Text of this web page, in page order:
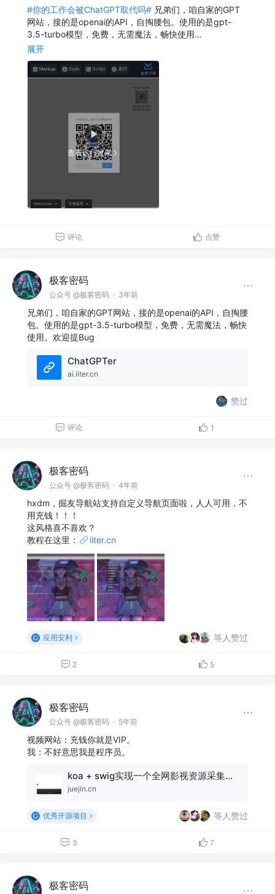
#你的工作会被ChatGPT取代吗# 兄弟们，咱自家的GPT
网站，接的是openai的API，自掏腰包。使用的是gpt-
3.5-turbo模型，免费，无需魔法，畅快使用…
展开
查看运行效果
评论 点赞
极客密码
公众号 @极客密码 · 3年前
兄弟们，咱自家的GPT网站，接的是openai的API，自掏腰
包。使用的是gpt-3.5-turbo模型，免费，无需魔法，畅快
使用。欢迎提Bug
ChatGPTer
ai.iiter.cn
赞过
评论 1
极客密码
公众号 @极客密码 · 4年前
hxdm，掘友导航站支持自定义导航页面啦，人人可用，不
用充钱！！！
这风格喜不喜欢？
教程在这里：
iiter.cn
应用安利 等人赞过
2 5
极客密码
公众号 @极客密码 · 5年前
视频网站：充钱你就是VIP。
我：不好意思我是程序员。
koa + swig实现一个全网影视资源采集播放站
juejin.cn
优秀开源项目 等人赞过
3 7
极客密码